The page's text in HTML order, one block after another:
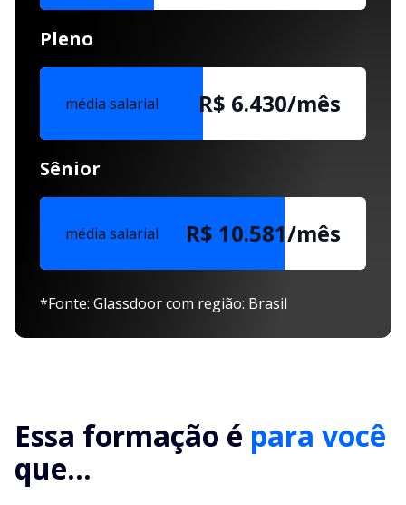
Pleno
média salarial R$ 6.430/mês
Sênior
média salarial R$ 10.581/mês
*Fonte: Glassdoor com região: Brasil
Essa formação é para você
que...